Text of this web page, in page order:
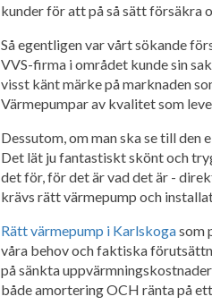
kunder för att på så sätt försäkra
Så egentligen var vårt sökande
VVS-firma i området kunde sin
visst känt märke på marknaden
Värmepumpar av kvalitet som
Dessutom, om man ska se till den
Det lät ju fantastiskt skönt och
det för, för det är vad det är -
krävs rätt värmepump och
Rätt värmepump i Karlskogasom
våra behov och faktiska
på sänkta
både amortering OCH ränta på